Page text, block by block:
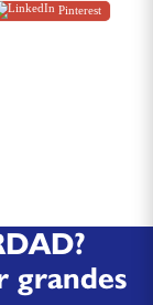
Pinterest
grandes